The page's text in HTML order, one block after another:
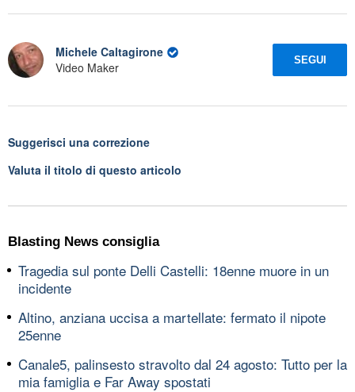
Michele Caltagirone
Video Maker
SEGUI
Suggerisci una correzione
Valuta il titolo di questo articolo
Blasting News consiglia
Tragedia sul ponte Delli Castelli: 18enne muore in un
incidente
Altino, anziana uccisa a martellate: fermato il nipote
25enne
Canale5, palinsesto stravolto dal 24 agosto: Tutto per la
mia famiglia e Far Away spostati